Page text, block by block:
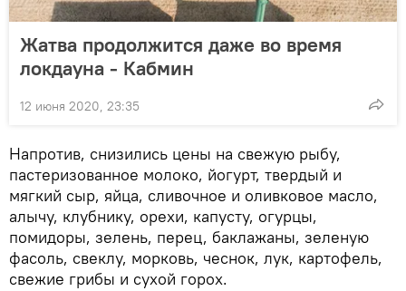
Жатва продолжится даже во время
локдауна - Кабмин
12 июня 2020, 23:35
Напротив, снизились цены на свежую рыбу,
пастеризованное молоко, йогурт, твердый и
мягкий сыр, яйца, сливочное и оливковое масло,
алычу, клубнику, орехи, капусту, огурцы,
помидоры, зелень, перец, баклажаны, зеленую
фасоль, свеклу, морковь, чеснок, лук, картофель,
свежие грибы и сухой горох.